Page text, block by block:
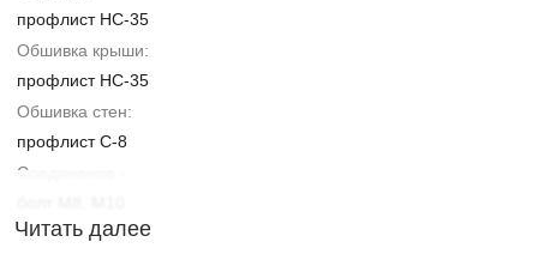
профлист НС-35
Обшивка крыши:
профлист НС-35
Обшивка стен:
профлист С-8
Соединение -
Пол
Читать далее